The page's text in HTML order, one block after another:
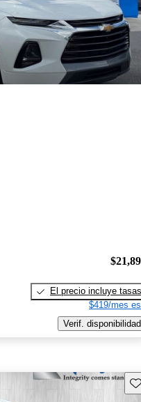
El precio incluye tasas
$419/mes
Verif. disponibilidad